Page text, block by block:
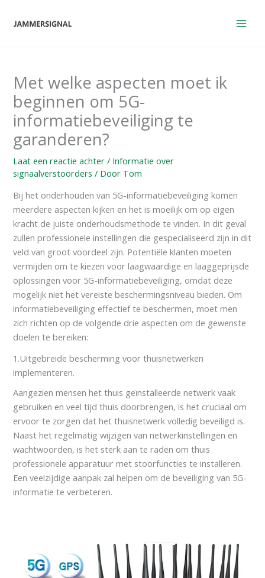
naar
Met welke aspecten moet ik
beginnen om 5G-
informatiebeveiliging te
garanderen?
Laat een reactie achter / Informatie over
signaalverstoorders / Door Tom
Bij het onderhouden van 5G-informatiebeveiliging komen
meerdere aspecten kijken en het is moeilijk om op eigen
kracht de juiste onderhoudsmethode te vinden. In dit geval
zullen professionele instellingen die gespecialiseerd zijn in dit
veld van groot voordeel zijn. Potentiële klanten moeten
vermijden om te kiezen voor laagwaardige en laaggeprijsde
oplossingen voor 5G-informatiebeveiliging, omdat deze
mogelijk niet het vereiste beschermingsniveau bieden. Om
informatiebeveiliging effectief te beschermen, moet men
zich richten op de volgende drie aspecten om de gewenste
doelen te bereiken:
1.Uitgebreide bescherming voor thuisnetwerken
implementeren.
Aangezien mensen het thuis geïnstalleerde netwerk vaak
gebruiken en veel tijd thuis doorbrengen, is het cruciaal om
ervoor te zorgen dat het thuisnetwerk volledig beveiligd is.
Naast het regelmatig wijzigen van netwerkinstellingen en
wachtwoorden, is het sterk aan te raden om thuis
professionele apparatuur met stoorfuncties te installeren.
Een veelzijdige aanpak zal helpen om de beveiliging van 5G-
informatie te verbeteren.